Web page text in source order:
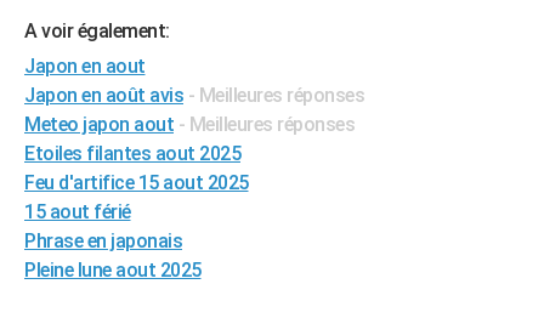
PHOTO
GUIDES D'ACHAT
BONS PLANS
CARTE DE VOEUX
Carte de Noël
Carte Bonne année
Carte Saint-Valentin
Carte Pâques
Carte d'anniversaire
DICTIONNAIRE
A voir également:
Japon en aout
Japon en août avis - Meilleures réponses
Meteo japon aout - Meilleures réponses
Etoiles filantes aout 2025
Feu d'artifice 15 aout 2025
15 aout férié
Phrase en japonais
Pleine lune aout 2025